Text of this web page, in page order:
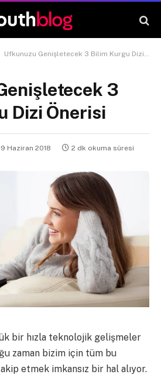
Ufkunuzu Genişletecek 3 Bilim Kurgu Dizi Önerisi
3
Dizi Önerisi
Haziran 2018 2 dk okuma süresi
bir hızla teknolojik gelişmeler
zaman bizim için tüm bu
etmek imkansız bir hal alıyor.